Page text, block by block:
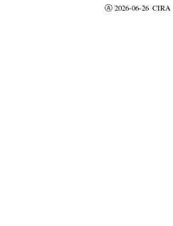
Ⓐ 2026-06-26 CIRA